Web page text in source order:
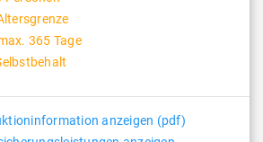
365 Tage
anzeigen (pdf)